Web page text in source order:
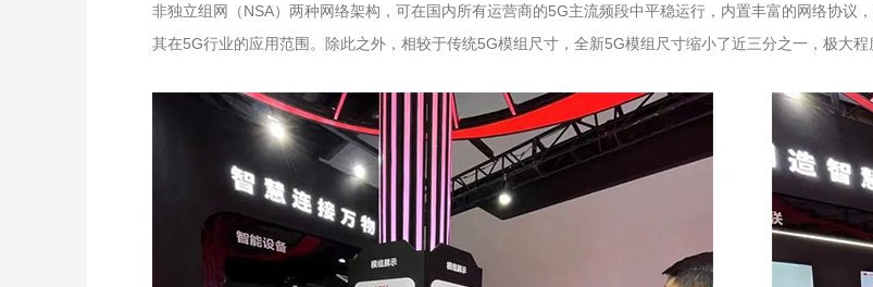
非独立组网（NSA）两种网络架构，可在国内所有运营商的5G主流频段中平稳运行，内置丰富的网络协议
其在5G行业的应用范围。除此之外，相较于传统5G模组尺寸，全新5G模组尺寸缩小了近三分之一，极大程